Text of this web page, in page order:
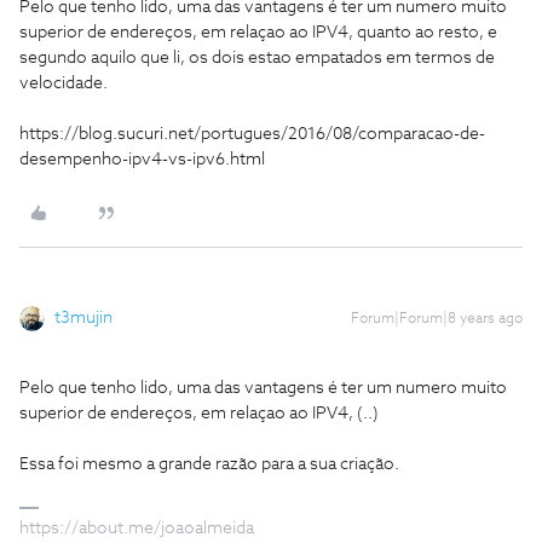
Pelo que tenho lido, uma das vantagens é ter um numero muito
superior de endereços, em relaçao ao IPV4, quanto ao resto, e
segundo aquilo que li, os dois estao empatados em termos de
velocidade.
https://blog.sucuri.net/portugues/2016/08/comparacao-de-
desempenho-ipv4-vs-ipv6.html
t3mujin Forum|Forum|8 years ago
Pelo que tenho lido, uma das vantagens é ter um numero muito
superior de endereços, em relaçao ao IPV4, (..)
Essa foi mesmo a grande razão para a sua criação.
https://about.me/joaoalmeida